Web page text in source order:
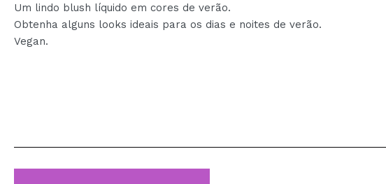
Um lindo blush líquido em cores de verão.
Obtenha alguns looks ideais para os dias e noites de verão.
Vegan.